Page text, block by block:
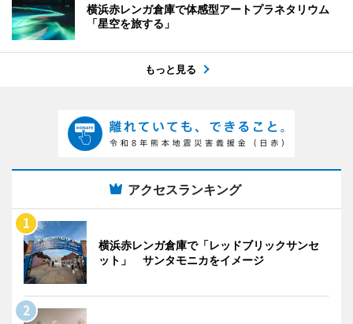
横浜赤レンガ倉庫で体感型アートプラネタリウム
「星空を旅する」
もっと見る
アクセスランキング
横浜赤レンガ倉庫で「レッドブリックサンセ
ット」 サンタモニカをイメージ